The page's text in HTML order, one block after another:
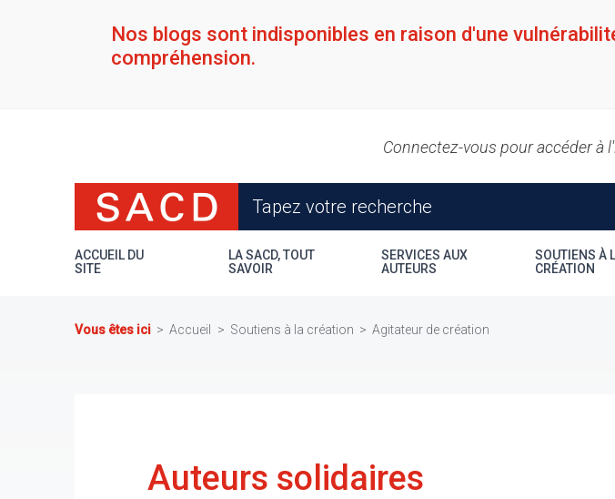
Nos blogs sont indisponibles en raison d'une
compréhension.
Connectez-vous pour accéder à
ACCUEIL DU
SITE
LA SACD, TOUT
SAVOIR
SERVICES AUX
AUTEURS
SOUTIENS À
CRÉATION
Vous êtes ici Accueil Soutiens à la création Agitateur de création
Auteurs solidaires